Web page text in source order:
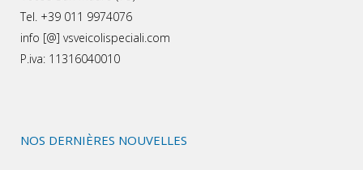
Tel. +39 011 9974076
info [@] vsveicolispeciali.com
P.iva: 11316040010
NOS DERNIÈRES NOUVELLES